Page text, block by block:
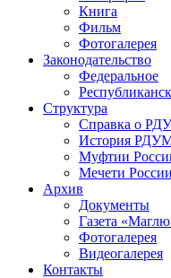
Книга
Фильм
Фотогалерея
Законодательство
Федеральное
Структура
Справка о
История
Муфтии
Мечети России
Архив
Документы
Газета
Фотогалерея
Видеогалерея
Контакты